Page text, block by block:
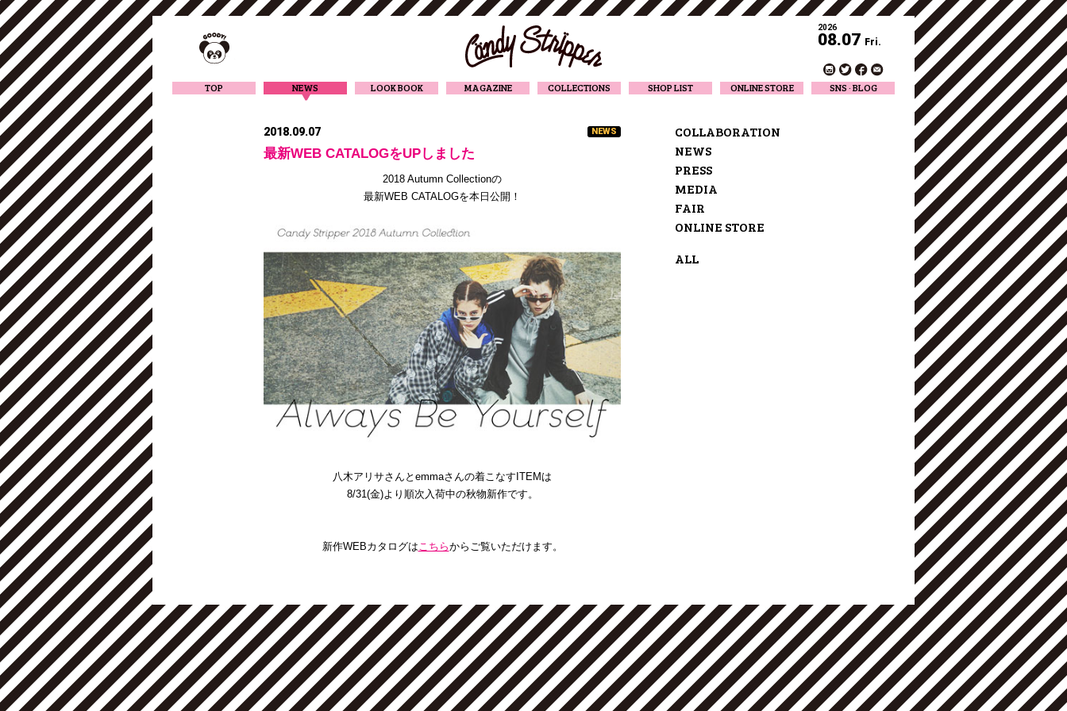
2026
08.07 Fri.
TOP NEWS LOOK BOOK MAGAZINE COLLECTIONS SHOP LIST ONLINE STORE SNS · BLOG
2018.09.07 NEWS
最新WEB CATALOGをUPしました
2018 Autumn Collectionの
最新WEB CATALOGを本日公開！
八木アリサさんとemmaさんの着こなすITEMは
8/31(金)より順次入荷中の秋物新作です。
新作WEBカタログは こちらからご覧いただけます。
COLLABORATION
NEWS
PRESS
MEDIA
FAIR
ONLINE STORE
ALL